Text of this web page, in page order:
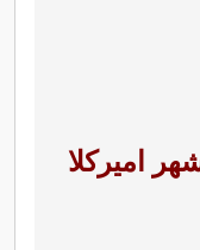
امیرکلا